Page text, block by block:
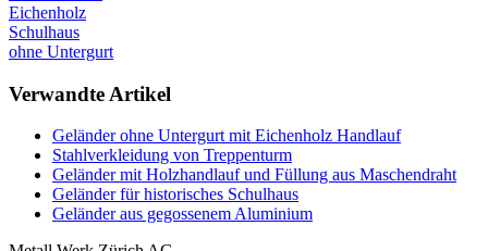
Eichenholz
Schulhaus
ohne Untergurt
Verwandte Artikel
Geländer ohne Untergurt mit Eichenholz Handlauf
Stahlverkleidung von Treppenturm
Geländer mit Holzhandlauf und Füllung aus Maschendraht
Geländer für historisches Schulhaus
Geländer aus gegossenem Aluminium